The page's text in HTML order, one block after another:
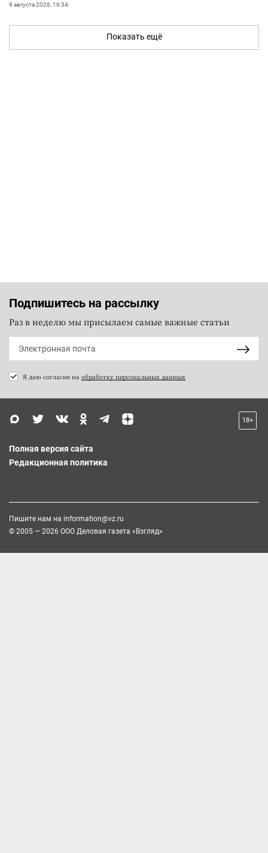
9 августа 2026, 16:34
Показать ещё
Подпишитесь на рассылку
Раз в неделю мы присылаем самые важные статьи
Я даю согласие на обработку персональных данных
18+
Полная версия сайта
Редакционная политика
Пишите нам на information@vz.ru
© 2005 — 2026 ООО Деловая газета «Взгляд»